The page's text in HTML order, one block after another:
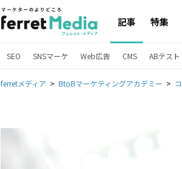
記事 特集
SEO SNSマーケ Web広告 CMS ABテスト
ferretメディア BtoBマーケティングアカデミー